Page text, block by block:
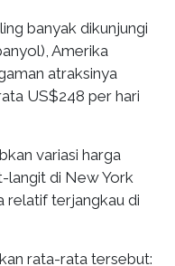
banyak dikunjungi
Amerika
atraksinya
US$248 per hari
variasi harga
langit di New York
relatif terjangkau di
rata-rata tersebut: